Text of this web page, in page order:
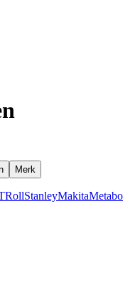
Merk
RollStanleyMakitaMetabo